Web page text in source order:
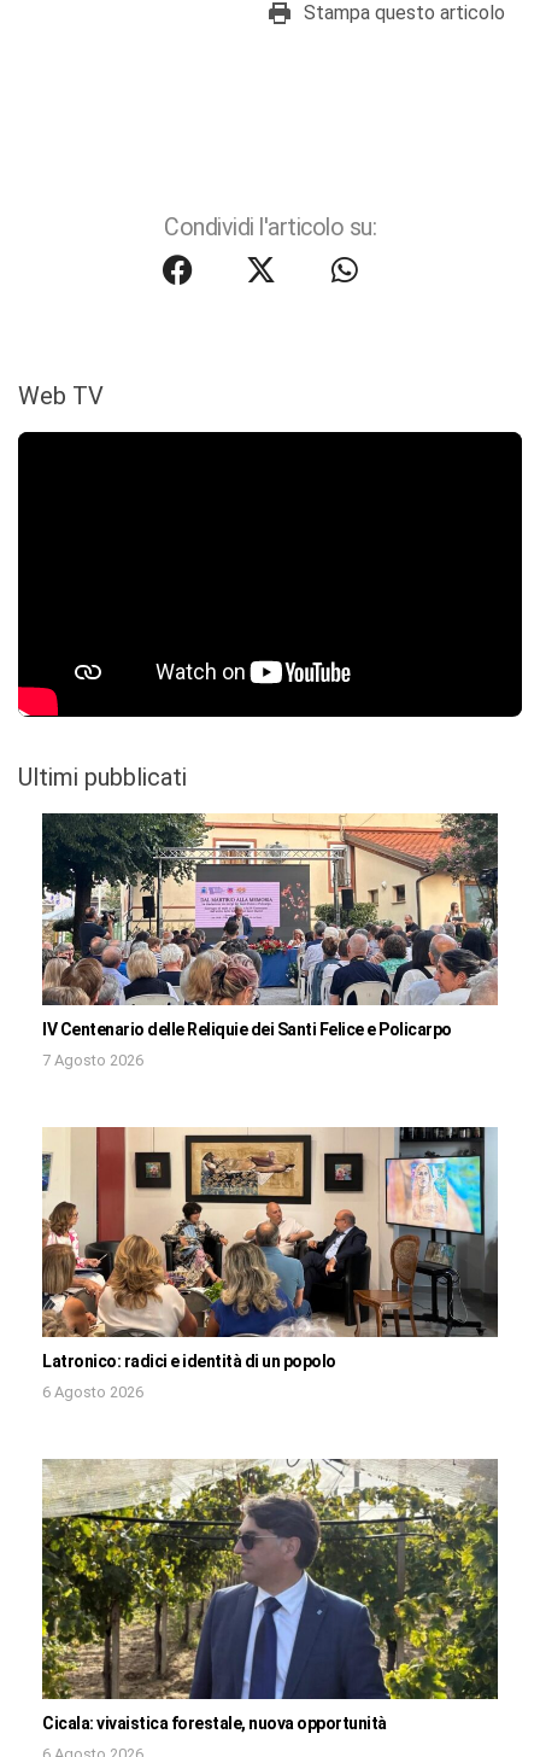
Stampa questo articolo
Condividi l'articolo su:
Web TV
Ultimi pubblicati
IV Centenario delle Reliquie dei Santi Felice e Policarpo
7 Agosto 2026
Latronico: radici e identità di un popolo
6 Agosto 2026
Cicala: vivaistica forestale, nuova opportunità